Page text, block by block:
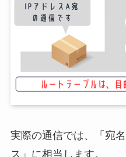
実際の通信では、「宛
ス」に相当します。